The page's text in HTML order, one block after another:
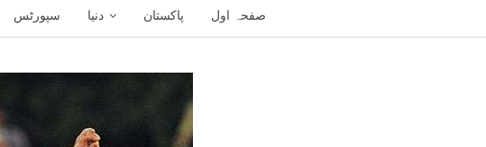
سپورٹس دنیا پاکستان صفحہ اول